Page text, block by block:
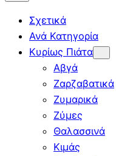
Σχετικά
Ανά Κατηγορία
Κυρίως Πιάτα
Αβγά
Ζαρζαβατικά
Ζυμαρικά
Ζύμες
Θαλασσινά
Κιμάς